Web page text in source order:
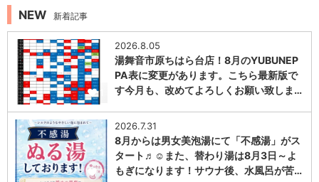
NEW 新着記事
1
2026.8.05
湯舞音市原ちはら台店！8月のYUBUNEP
PA表に変更があります。こちら最新版で
す今月も、改めてよろしくお願い致しま…
1
2026.7.31
8月からは男女美泡湯にて「不感湯」がス
タート♬☺また、替わり湯は8月3日～よ
もぎになります！サウナ後、水風呂が苦…